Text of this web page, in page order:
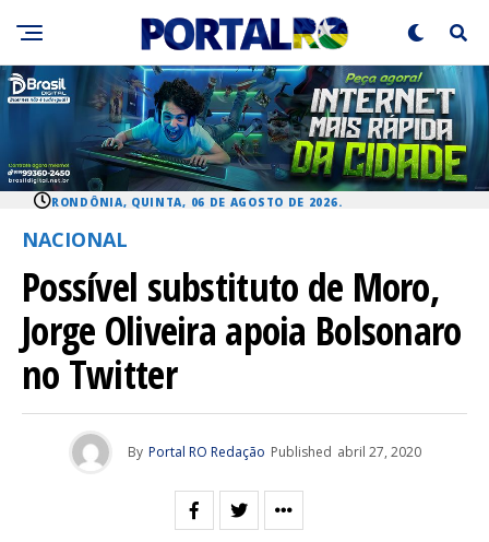
RONDÔNIA, QUINTA, 06 DE AGOSTO DE 2026.
NACIONAL
Possível substituto de Moro,
Jorge Oliveira apoia Bolsonaro
no Twitter
By Portal RO Redação Published abril 27, 2020